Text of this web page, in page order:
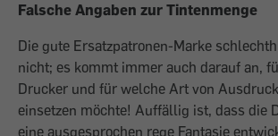
Falsche Angaben zur Tintenmenge
Die gute Ersatzpatronen-Marke
nicht; es kommt immer auch darauf an,
Drucker und für welche Art von
einsetzen möchte! Auffällig ist, dass die
eine ausgesprochen rege Fantasie